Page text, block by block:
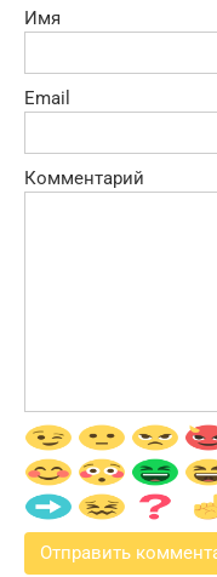
Имя
Email
Комментарий